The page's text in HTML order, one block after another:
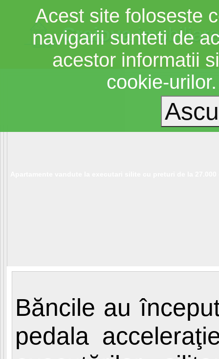
Craiova
Băncile au
pedala
Acest site foloseste
navigarii sunteti de
acestor informatii
cookie-